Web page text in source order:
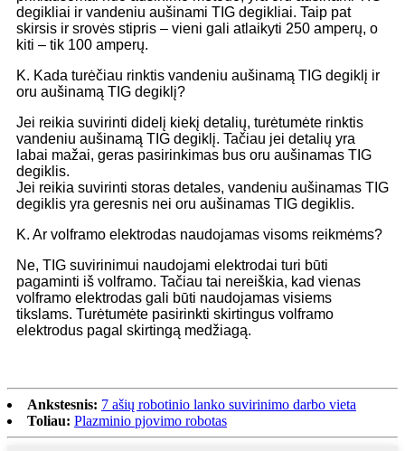
degikliai ir vandeniu aušinami TIG degikliai. Taip pat
skirsis ir srovės stipris – vieni gali atlaikyti 250 amperų, ​​o
kiti – tik 100 amperų.
K. Kada turėčiau rinktis vandeniu aušinamą TIG degiklį ir
oru aušinamą TIG degiklį?
Jei reikia suvirinti didelį kiekį detalių, turėtumėte rinktis
vandeniu aušinamą TIG degiklį. Tačiau jei detalių yra
labai mažai, geras pasirinkimas bus oru aušinamas TIG
degiklis.
Jei reikia suvirinti storas detales, vandeniu aušinamas TIG
degiklis yra geresnis nei oru aušinamas TIG degiklis.
K. Ar volframo elektrodas naudojamas visoms reikmėms?
Ne, TIG suvirinimui naudojami elektrodai turi būti
pagaminti iš volframo. Tačiau tai nereiškia, kad vienas
volframo elektrodas gali būti naudojamas visiems
tikslams. Turėtumėte pasirinkti skirtingus volframo
elektrodus pagal skirtingą medžiagą.
Ankstesnis: 7 ašių robotinio lanko suvirinimo darbo vieta
Toliau: Plazminio pjovimo robotas